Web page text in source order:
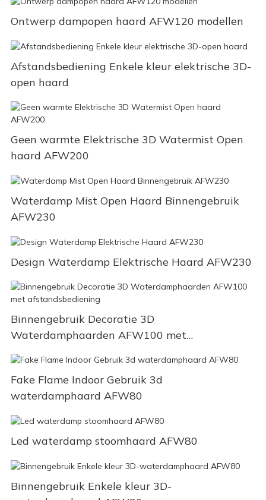
Ontwerp dampopen haard AFW120 modellen
Afstandsbediening Enkele kleur elektrische 3D-
open haard
Geen warmte Elektrische 3D Watermist Open
haard AFW200
Waterdamp Mist Open Haard Binnengebruik
AFW230
Design Waterdamp Elektrische Haard AFW230
Binnengebruik Decoratie 3D
Waterdamphaarden AFW100 met
afstandsbediening
Fake Flame Indoor Gebruik 3d
waterdamphaard AFW80
Led waterdamp stoomhaard AFW80
Binnengebruik Enkele kleur 3D-